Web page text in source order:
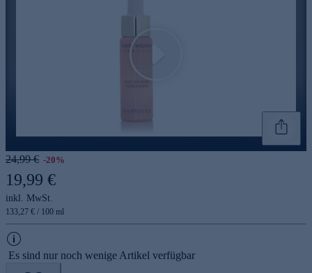
24,99 € -20%
19,99 €
inkl. MwSt.
133,27 € / 100 ml
Es sind nur noch wenige Artikel verfügbar